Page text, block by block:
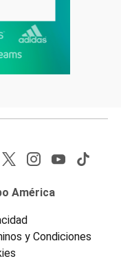
América
y Condiciones